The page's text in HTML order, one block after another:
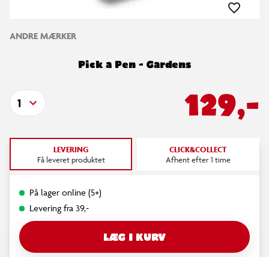
ANDRE MÆRKER
Pick a Pen - Gardens
129,-
1
LEVERING
Få leveret produktet
CLICK&COLLECT
Afhent efter 1 time
På lager online (5+)
Levering fra 39,-
LÆG I KURV